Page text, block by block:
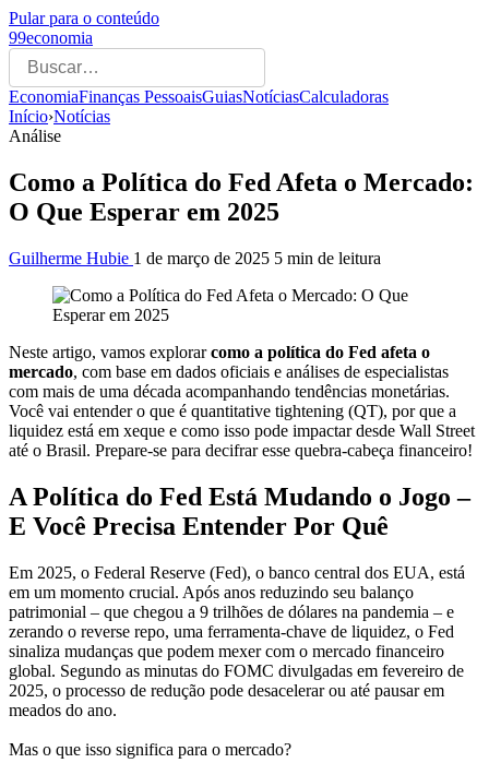
Pular para o conteúdo
99economia
EconomiaFinanças PessoaisGuiasNotíciasCalculadoras
Início›Notícias
Análise
Como a Política do Fed Afeta o Mercado:
O Que Esperar em 2025
Guilherme Hubie 1 de março de 2025 5 min de leitura
Neste artigo, vamos explorarcomo a política do Fed afeta o
mercado, com base em dados oficiais e análises de especialistas
com mais de uma década acompanhando tendências monetárias.
Você vai entender o que é quantitative tightening (QT), por que a
liquidez está em xeque e como isso pode impactar desde Wall Street
até o Brasil. Prepare-se para decifrar esse quebra-cabeça financeiro!
A Política do Fed Está Mudando o Jogo –
E Você Precisa Entender Por Quê
Em 2025, o Federal Reserve (Fed), o banco central dos EUA, está
em um momento crucial. Após anos reduzindo seu balanço
patrimonial – que chegou a 9 trilhões de dólares na pandemia – e
zerando o reverse repo, uma ferramenta-chave de liquidez, o Fed
sinaliza mudanças que podem mexer com o mercado financeiro
global. Segundo as minutas do FOMC divulgadas em fevereiro de
2025, o processo de redução pode desacelerar ou até pausar em
meados do ano.
Mas o que isso significa para o mercado?